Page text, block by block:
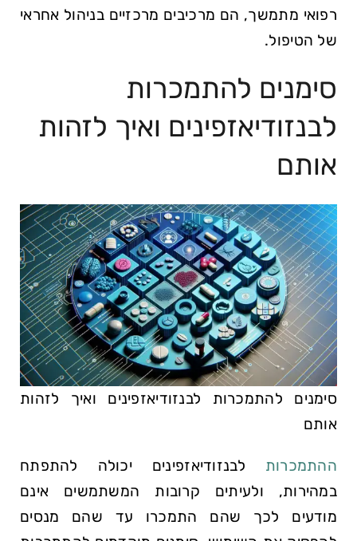
רפואי מתמשך, הם מרכיבים מרכזיים בניהול אחראי
של הטיפול.
סימנים להתמכרות
לבנזודיאזפינים ואיך לזהות
אותם
סימנים להתמכרות לבנזודיאזפינים ואיך לזהות
אותם
ההתמכרות לבנזודיאזפינים יכולה להתפתח
במהירות, ולעיתים קרובות המשתמשים אינם
מודעים לכך שהם התמכרו עד שהם מנסים